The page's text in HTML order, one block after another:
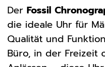
Der Fossil
die ideale Uhr für
Qualität und
Büro, in der Freizeit